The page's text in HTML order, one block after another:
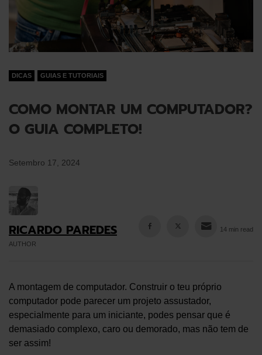
DICAS GUIAS E TUTORIAIS
COMO MONTAR UM COMPUTADOR?
O GUIA COMPLETO!
Setembro 17, 2024
RICARDO PAREDES
AUTHOR
14 min read
A montagem de computador. Construir o teu próprio
computador pode parecer um projeto assustador,
especialmente para um iniciante, podes pensar que é
demasiado complexo, caro ou demorado, mas não tem de
ser assim!